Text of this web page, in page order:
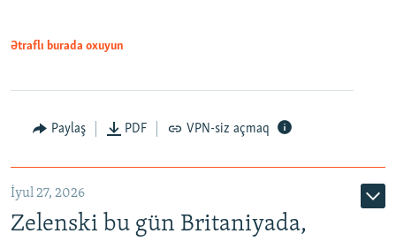
Ətraflı burada oxuyun
Paylaş PDF VPN-siz açmaq
İyul 27, 2026
Zelenski bu gün Britaniyada,